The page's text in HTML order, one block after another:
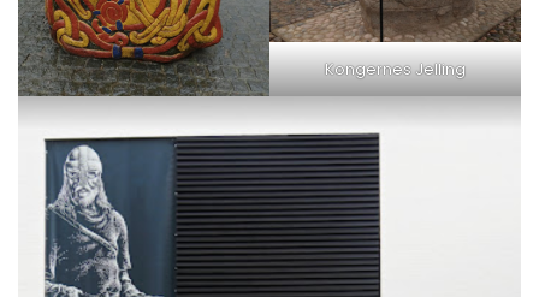
Kongernes Jelling